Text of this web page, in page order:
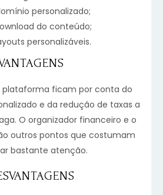
personalizado;
do conteúdo;
personalizáveis.
plataforma ficam por conta do
e da redução de taxas a
O organizador financeiro e o
outros pontos que costumam
bastante atenção.